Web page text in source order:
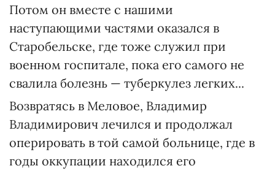
Потом он вместе с нашими
наступающими частями оказался в
Старобельске, где тоже служил при
военном госпитале, пока его самого не
свалила болезнь — туберкулез легких...
Возвратясь в Меловое, Владимир
Владимирович лечился и продолжал
оперировать в той самой больнице, где в
годы оккупации находился его